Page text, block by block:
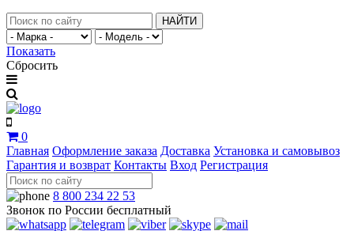
НАЙТИ
Показать
Сбросить
0
Главная Оформление заказа Доставка Установка и самовывоз
Гарантия и возврат Контакты Вход Регистрация
8 800 234 22 53
Звонок по России бесплатный